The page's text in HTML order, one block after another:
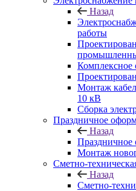
Назад
работы
Комплексное
Монтаж
10 кВ
Сборка
Праздничное
Назад
Праздничное
Монтаж
Сметно-
Назад
Сметно-